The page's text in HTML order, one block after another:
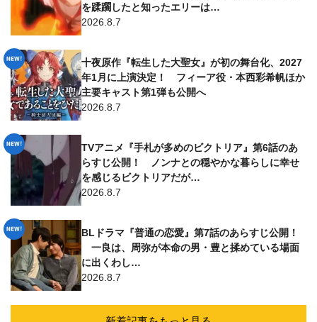
を蹂躙したと知ったエリーは…
2026.8.7
十夜原作『転生した大聖女』が初の舞台化、2027
年1月に上演決定！ フィーア役・本西彩希帆ほか
主要キャスト第1弾も公開へ
2026.8.7
TVアニメ『手札が多めのビクトリア』第6話のあ
らすじ公開！ ノンナとの穏やかな暮らしに幸せ
を感じるビクトリアだが…
2026.8.7
BLドラマ『普通の恋愛』第7話のあらすじ公開！
一良は、周弥が本命の男・豊と揉めている場面
に出くわし…
2026.8.7